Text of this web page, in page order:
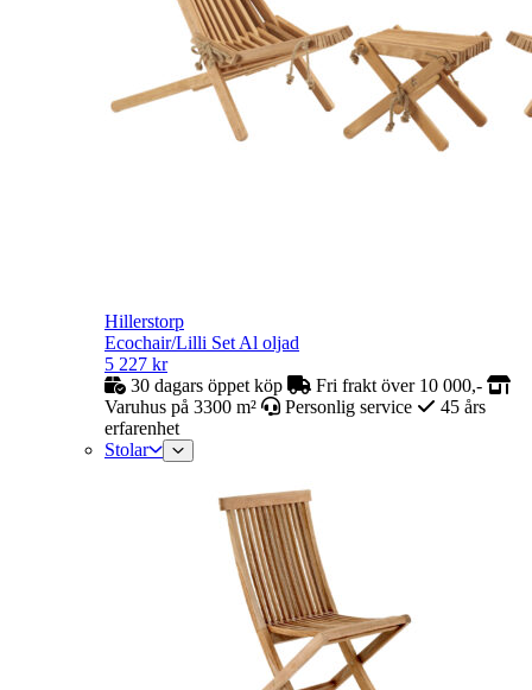
Hillerstorp
Ecochair/Lilli Set Al oljad
5 227 kr
30 dagars öppet köp
Fri frakt över 10 000,-
Varuhus på 3300 m²
Personlig service
45 års
erfarenhet
Stolar